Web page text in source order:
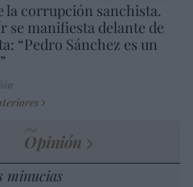
la corrupción sanchista.
se manifiesta delante de
“Pedro Sánchez es un
Opinión
minucias